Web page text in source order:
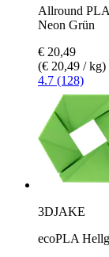
Allround PLA
Neon Grün
€ 20,49
(€ 20,49 / kg)
4.7 (128)
3DJAKE
ecoPLA